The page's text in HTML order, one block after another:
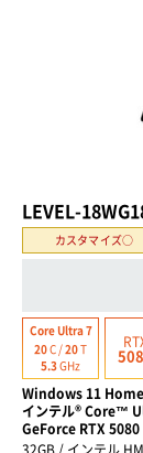
LEVEL-
カスタマイズ○
Core Ultra 7
20C /20T
5.3GHz
Windows 11
インテル® Core™
GeForce RTX